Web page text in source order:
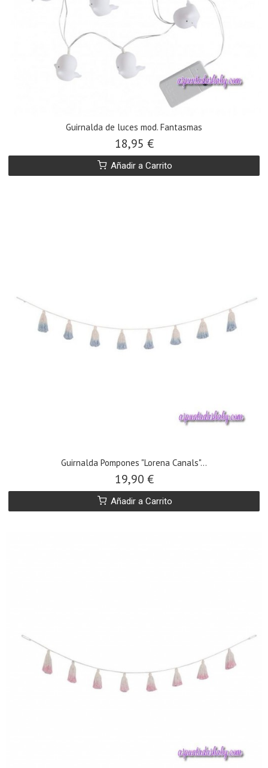
Guirnalda de luces mod. Fantasmas
18,95 €
Añadir a Carrito
Guirnalda Pompones "Lorena Canals"...
19,90 €
Añadir a Carrito